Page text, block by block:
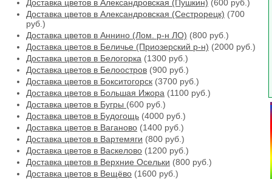
Доставка цветов в Александровская (Пушкин) (600 руб.)
Доставка цветов в Александровская (Сестрорецк) (700
руб.)
Доставка цветов в Аннино (Лом. р-н ЛО) (800 руб.)
Доставка цветов в Беличье (Приозерский р-н) (2000 руб.)
Доставка цветов в Белогорка (1300 руб.)
Доставка цветов в Белоостров (900 руб.)
Доставка цветов в Бокситогорск (3700 руб.)
Доставка цветов в Большая Ижора (1100 руб.)
Доставка цветов в Бугры (600 руб.)
Доставка цветов в Будогощь (4000 руб.)
Доставка цветов в Ваганово (1400 руб.)
Доставка цветов в Вартемяги (800 руб.)
Доставка цветов в Васкелово (1200 руб.)
Доставка цветов в Верхние Осельки (800 руб.)
Доставка цветов в Вещёво (1600 руб.)